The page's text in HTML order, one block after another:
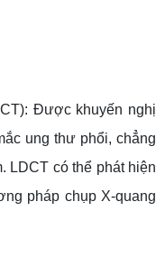
Được khuyến nghị
ung thư phổi, chẳng
LDCT có thể phát hiện
pháp chụp X-quang